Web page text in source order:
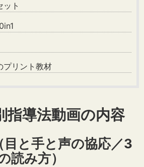
ット
プリント教材
指導法動画の内容
と手と声の協応／3
読み方）